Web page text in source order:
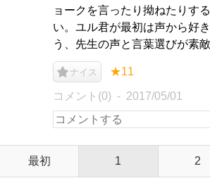
ョークを言ったり拗ねたりす
い。ユル君が最初は声から好
う、先生の声と言葉選びが素敵
ナイス ★11
コメント(0) 2017/05/01
最初 1 2